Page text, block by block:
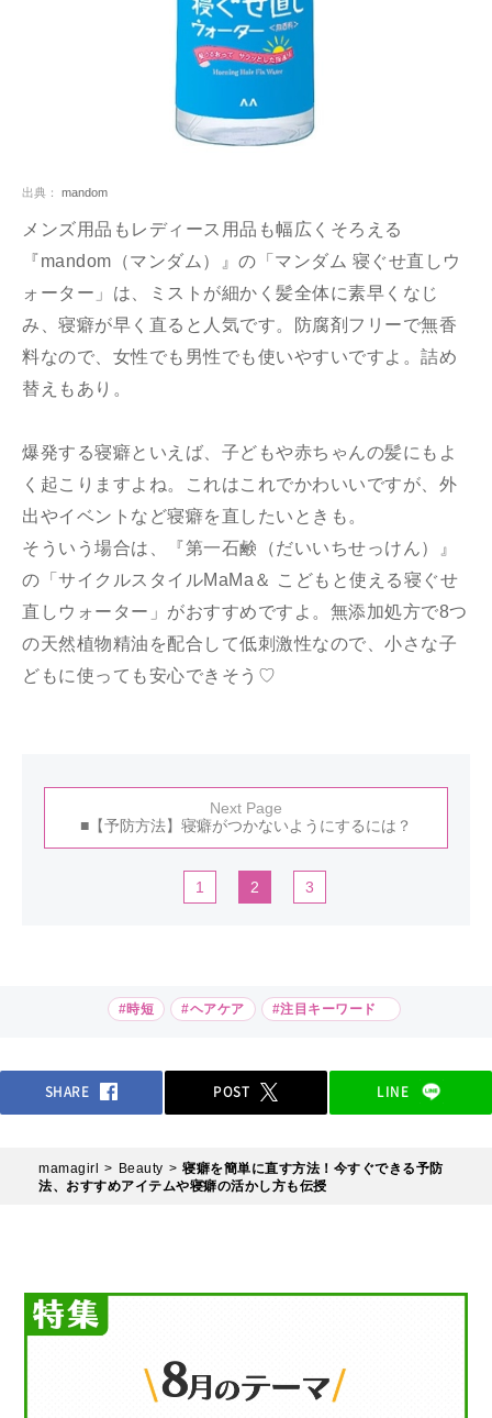
出典： mandom
メンズ用品もレディース用品も幅広くそろえる
『mandom（マンダム）』の「マンダム 寝ぐせ直しウ
ォーター」は、ミストが細かく髪全体に素早くなじ
み、寝癖が早く直ると人気です。防腐剤フリーで無香
料なので、女性でも男性でも使いやすいですよ。詰め
替えもあり。
爆発する寝癖といえば、子どもや赤ちゃんの髪にもよ
く起こりますよね。これはこれでかわいいですが、外
出やイベントなど寝癖を直したいときも。
そういう場合は、『第一石鹸（だいいちせっけん）』
の「サイクルスタイルMaMa＆ こどもと使える寝ぐせ
直しウォーター」がおすすめですよ。無添加処方で8つ
の天然植物精油を配合して低刺激性なので、小さな子
どもに使っても安心できそう♡
Next Page
■【予防方法】寝癖がつかないようにするには？
1 2 3
#時短 #ヘアケア #注目キーワード
SHARE POST LINE
mamagirl Beauty
寝癖を簡単に直す方法！今すぐできる予防
法、おすすめアイテムや寝癖の活かし方も伝授